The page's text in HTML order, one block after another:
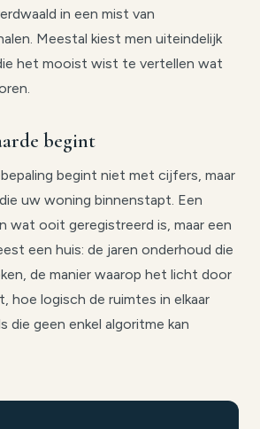
in een mist van
Meestal kiest men uiteindelijk
het mooist wist te vertellen wat
begint
begint niet met cijfers, maar
uw woning binnenstapt. Een
wat ooit geregistreerd is, maar een
een huis: de jaren onderhoud die
de manier waarop het licht door
hoe logisch de ruimtes in elkaar
die geen enkel algoritme kan